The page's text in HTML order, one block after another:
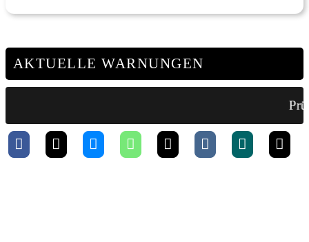
AKTUELLE WARNUNGEN